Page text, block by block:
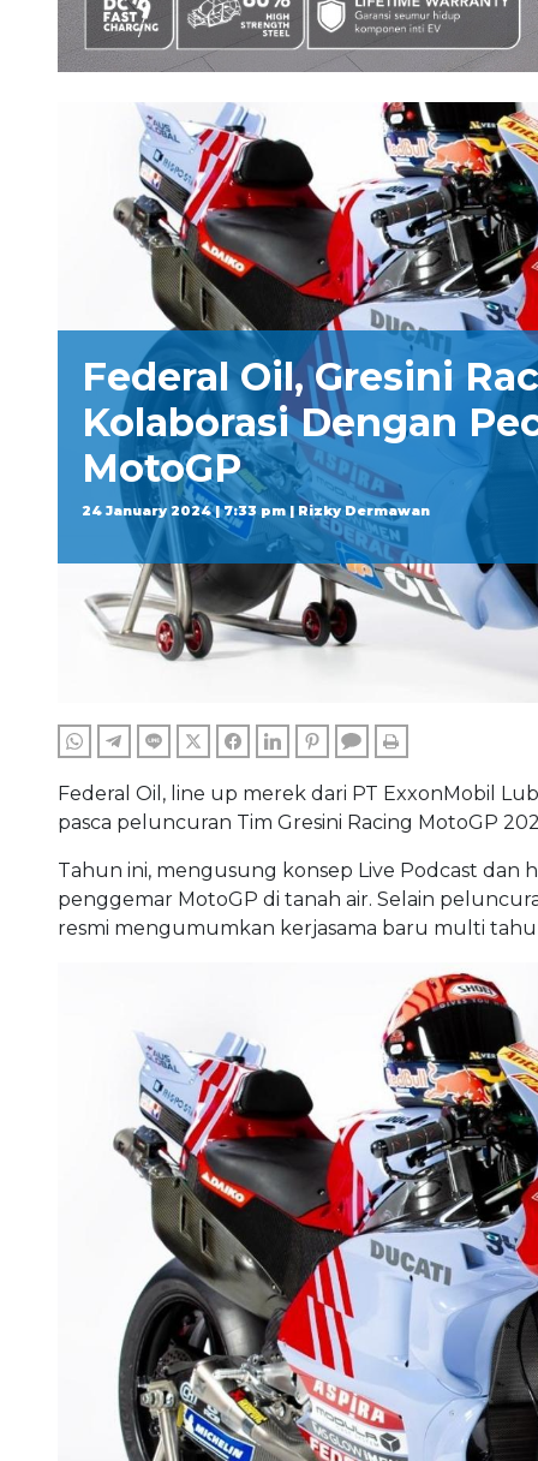
Federal Oil, Gresini
Kolaborasi Dengan
MotoGP
24 January 2024 | 7:33 pm | Rizky Dermawan
WHATSAPPTELEGRAM
LINE TWITTERFACEBOOKLINKEDINPINTERESTCOMMENTS
Federal Oil, line up merek dari PT ExxonMobil
pasca peluncuran Tim Gresini Racing MotoGP
Tahun ini, mengusung konsep Live Podcast dan
penggemar MotoGP di tanah air. Selain
resmi mengumumkan kerjasama baru multi